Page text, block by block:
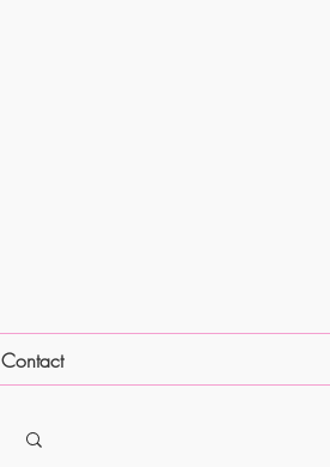
Contact